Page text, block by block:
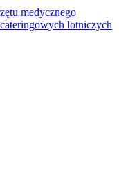
medycznego
lotniczych